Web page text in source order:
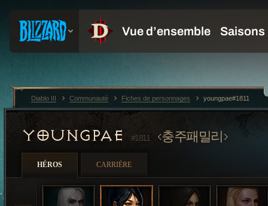
YOUNGPAE #1811 충주패밀리
HÉROS CARRIÈRE
Diablo III Communauté Fiches de personnages youngpae#1811